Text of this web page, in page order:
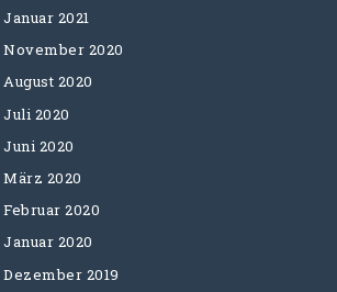
Januar 2021
November 2020
August 2020
Juli 2020
Juni 2020
März 2020
Februar 2020
Januar 2020
Dezember 2019